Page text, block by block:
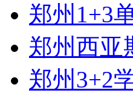
郑州1+3
郑州西亚
郑州3+2